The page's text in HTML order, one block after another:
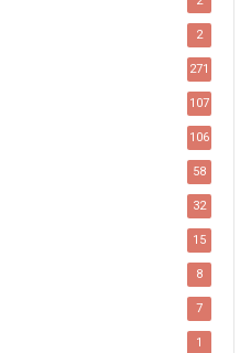
2
271
107
106
58
32
15
8
7
1